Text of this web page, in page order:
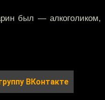
был — алкоголиком,
ВКонтакте